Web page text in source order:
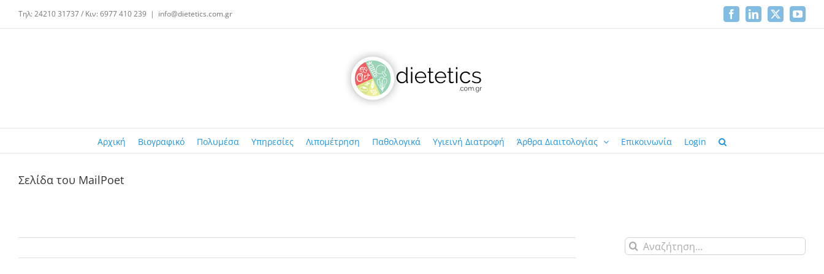
Τηλ: 24210 31737 / Κιν: 6977 410 239 | info@dietetics.com.gr FacebookLinkedIn
X
Αρχική Βιογραφικό Πολυμέσα Υπηρεσίες Λιπομέτρηση Παθολογικά Υγιεινή Διατροφή Άρθρα Διαιτολογίας Επικοινωνία Login
Σελίδα του MailPoet
Αναζήτηση
για: